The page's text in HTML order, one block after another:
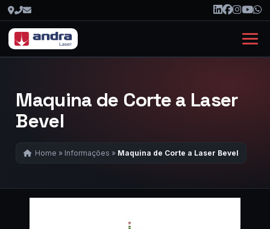
Maquina de Corte a Laser
Bevel
Home » Informações » Maquina de Corte a Laser Bevel